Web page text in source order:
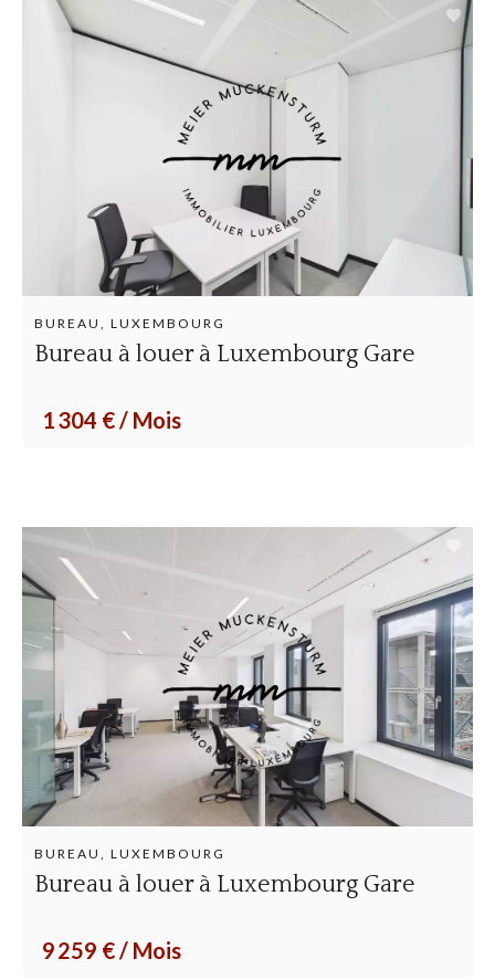
BUREAU, LUXEMBOURG
Bureau à louer à Luxembourg Gare
1 304 € / Mois
BUREAU, LUXEMBOURG
Bureau à louer à Luxembourg Gare
9 259 € / Mois